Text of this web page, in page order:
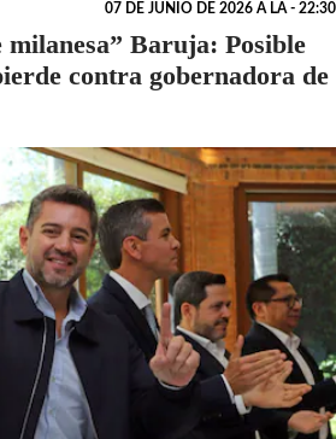
07 DE JUNIO DE 2026 A LA - 22:30
milanesa” Baruja: Posible
contra gobernadora de